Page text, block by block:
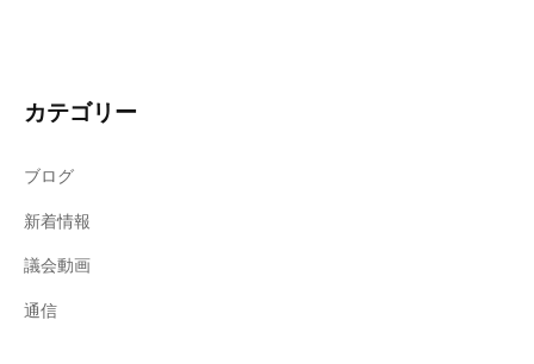
カテゴリー
ブログ
新着情報
議会動画
通信